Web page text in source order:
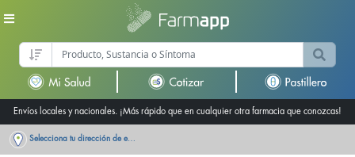
Envíos locales y nacionales. ¡Más rápido que en cualquier otra farmacia que conozcas!
Selecciona tu dirección de entrega